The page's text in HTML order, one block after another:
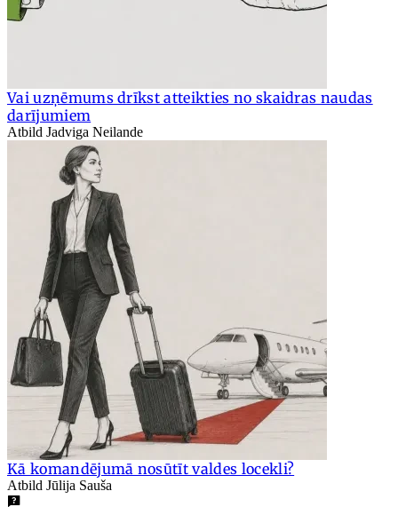
Vai uzņēmums drīkst atteikties no skaidras naudas
darījumiem
Atbild Jadviga Neilande
Kā komandējumā nosūtīt valdes locekli?
Atbild Jūlija Sauša